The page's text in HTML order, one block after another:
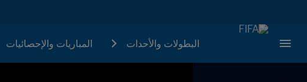
البطولات والأحدات المباريات والإحصائيات